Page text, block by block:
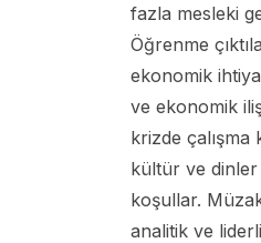
fazla mesleki
Öğrenme
ekonomik
ve ekonomik
krizde çalışma
kültür ve dinler
koşullar.
analitik ve